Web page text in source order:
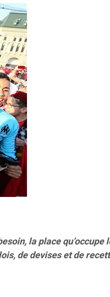
la place
de devises et de